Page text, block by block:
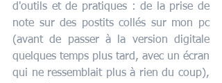
d'outils et de pratiques : de la prise de
note sur des postits collés sur mon pc
(avant de passer à la version digitale
quelques temps plus tard, avec un écran
qui ne ressemblait plus à rien du coup),